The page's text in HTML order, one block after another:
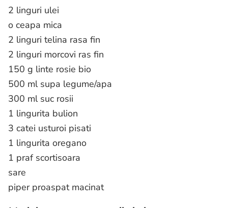
2 linguri ulei
o ceapa mica
2 linguri telina rasa fin
2 linguri morcovi ras fin
150 g linte rosie bio
500 ml supa legume/apa
300 ml suc rosii
1 lingurita bulion
3 catei usturoi pisati
1 lingurita oregano
1 praf scortisoara
sare
piper proaspat macinat